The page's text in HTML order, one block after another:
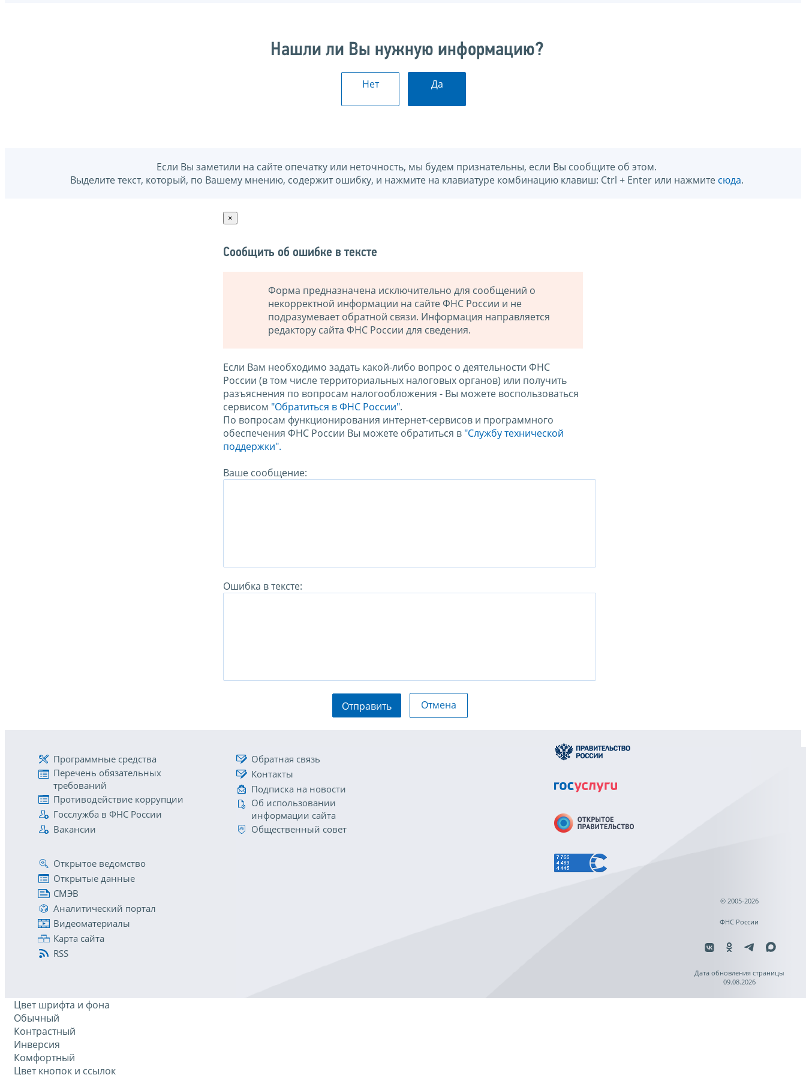
Нашли ли Вы нужную информацию?
Нет Да
Если Вы заметили на сайте опечатку или неточность, мы будем признательны, если Вы сообщите об этом.
Выделите текст, который, по Вашему мнению, содержит ошибку, и нажмите на клавиатуре комбинацию клавиш: Ctrl + Enter или нажмите сюда.
×
Сообщить об ошибке в тексте
Форма предназначена исключительно для сообщений о
некорректной информации на сайте ФНС России и не
подразумевает обратной связи. Информация направляется
редактору сайта ФНС России для сведения.
Если Вам необходимо задать какой-либо вопрос о деятельности ФНС
России (в том числе территориальных налоговых органов) или получить
разъяснения по вопросам налогообложения - Вы можете воспользоваться
сервисом "Обратиться в ФНС России".
По вопросам функционирования интернет-сервисов и программного
обеспечения ФНС России Вы можете обратиться в "Службу технической
поддержки".
Ваше сообщение:
Ошибка в тексте:
Отправить Отмена
Программные средства
Перечень обязательных
требований
Противодействие коррупции
Госслужба в ФНС России
Вакансии
Обратная связь
Контакты
Подписка на новости
Об использовании
информации сайта
Общественный совет
Открытое ведомство
Открытые данные
СМЭВ
Аналитический портал
Видеоматериалы
Карта сайта
RSS
© 2005-2026
ФНС России
Дата обновления страницы
09.08.2026
Цвет шрифта и фона
Обычный
Контрастный
Инверсия
Комфортный
Цвет кнопок и ссылок